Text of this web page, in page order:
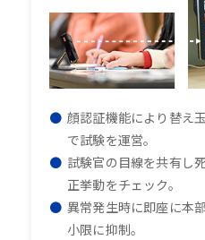
顔認証機能により替え
で試験を運営。
試験官の目線を共有し
正挙動をチェック。
異常発生時に即座に本
小限に抑制。